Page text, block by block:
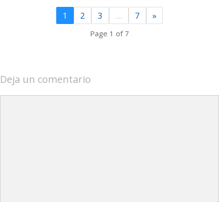
1 2 3 … 7 »
Page 1 of 7
Deja un comentario